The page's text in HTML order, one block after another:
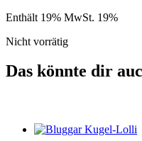
Enthält 19% MwSt. 19%
Nicht vorrätig
Das könnte dir